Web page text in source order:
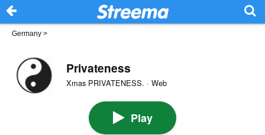
Germany >
Privateness
Xmas PRIVATENESS. · Web
Play